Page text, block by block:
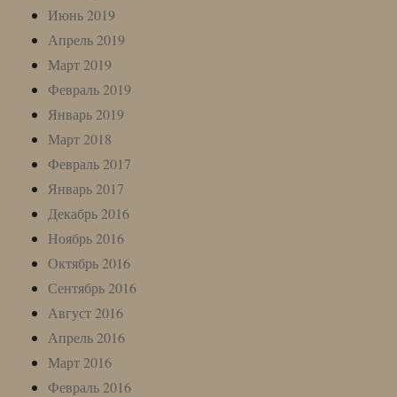
Июнь 2019
Апрель 2019
Март 2019
Февраль 2019
Январь 2019
Март 2018
Февраль 2017
Январь 2017
Декабрь 2016
Ноябрь 2016
Октябрь 2016
Сентябрь 2016
Август 2016
Апрель 2016
Март 2016
Февраль 2016